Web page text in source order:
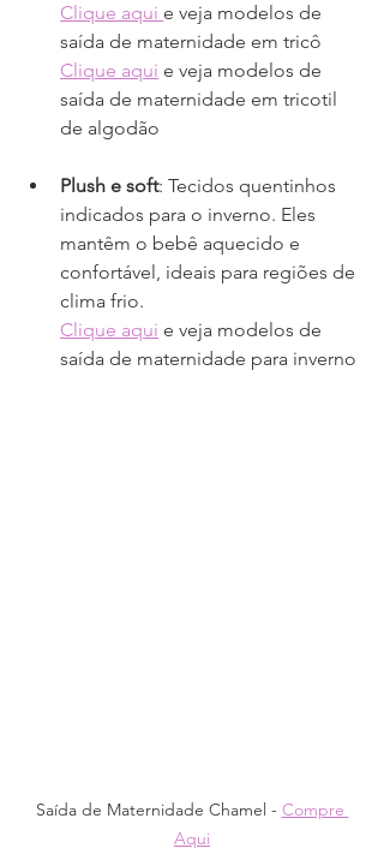
Clique aqui e veja modelos de
saída de maternidade em tricô
Clique aqui e veja modelos de
saída de maternidade em tricotil
de algodão
Plush e soft: Tecidos quentinhos
indicados para o inverno. Eles
mantêm o bebê aquecido e
confortável, ideais para regiões de
clima frio.
Clique aqui e veja modelos de
saída de maternidade para inverno
Saída de Maternidade Chamel - Compre
Aqui